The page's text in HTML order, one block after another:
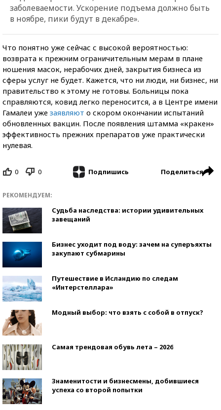
заболеваемости. Ускорение подъема должно быть
в ноябре, пики будут в декабре».
Что понятно уже сейчас с высокой вероятностью:
возврата к прежним ограничительным мерам в плане
ношения масок, нерабочих дней, закрытия бизнеса из
сферы услуг не будет. Кажется, что ни люди, ни бизнес, ни
правительство к этому не готовы. Больницы пока
справляются, ковид легко переносится, а в Центре имени
Гамалеи уже заявляют о скором окончании испытаний
обновленных вакцин. После появления штамма «кракен»
эффективность прежних препаратов уже практически
нулевая.
0 0 Подпишись Поделиться
РЕКОМЕНДУЕМ:
Судьба наследства: истории удивительных
завещаний
Бизнес уходит под воду: зачем на суперъяхты
закупают субмарины
Путешествие в Исландию по следам
«Интерстеллара»
Модный выбор: что взять с собой в отпуск?
Самая трендовая обувь лета – 2026
Знаменитости и бизнесмены, добившиеся
успеха со второй попытки